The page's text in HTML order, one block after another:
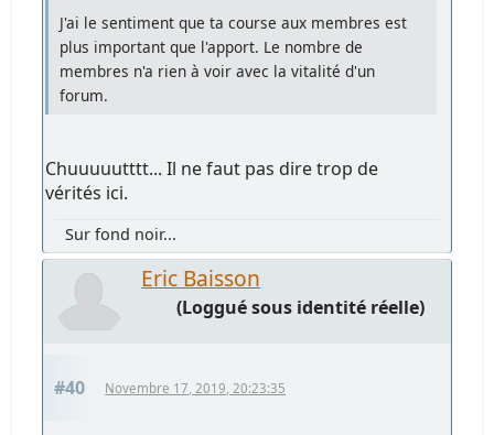
J'ai le sentiment que ta course aux membres est
plus important que l'apport. Le nombre de
membres n'a rien à voir avec la vitalité d'un
forum.
Chuuuuutttt... Il ne faut pas dire trop de
vérités ici.
Sur fond noir...
Eric Baisson
(Loggué sous identité réelle)
#40 Novembre 17, 2019, 20:23:35